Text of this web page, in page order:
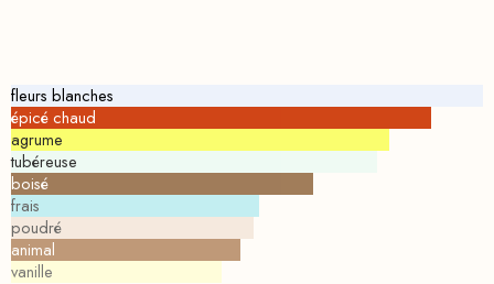
fleurs blanches
épicé chaud
agrume
tubéreuse
boisé
frais
poudré
animal
vanille